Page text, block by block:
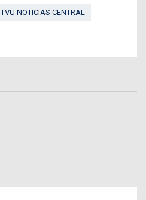
TVU NOTICIAS CENTRAL